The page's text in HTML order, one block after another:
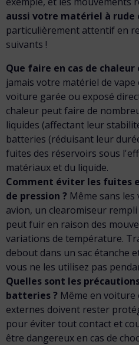
aussi votre matériel à rude
particulièrement attentif en
suivants !
Que faire en cas de
jamais votre matériel de
voiture garée ou exposé
chaleur peut faire de
liquides (affectant leur
batteries (réduisant leur
fuites des réservoirs sous
matériaux et du liquide.
Comment éviter les fuites
de pression ? Même sans
avion, un clearomiseur
peut fuir en raison des
variations de température.
debout dans un sac étanche
vous ne les utilisez pas
Quelles sont les
batteries ? Même en
externes doivent rester
pour éviter tout contact et
être dangereux en cas de